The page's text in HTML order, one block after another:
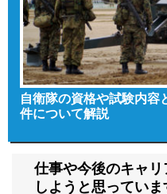
自衛隊の資格や試験内容
件について解説
仕事や今後のキャ
しようと思っていま